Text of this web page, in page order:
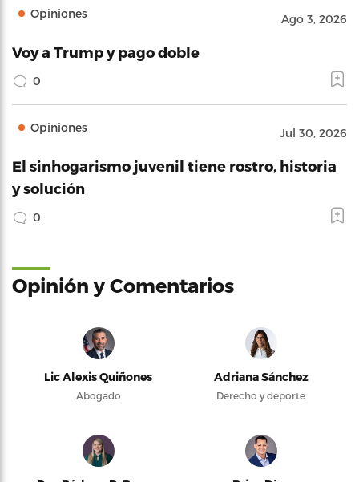
Opiniones Ago 3, 2026
Voy a Trump y pago doble
0
Opiniones Jul 30, 2026
El sinhogarismo juvenil tiene rostro, historia
y solución
0
Opinión y Comentarios
Lic Alexis Quiñones
Abogado
Adriana Sánchez
Derecho y deporte